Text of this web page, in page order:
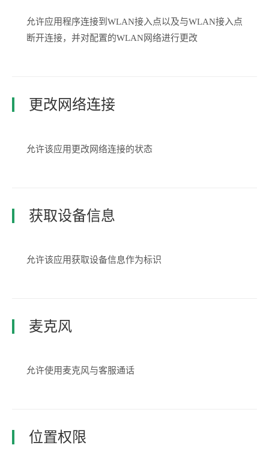
允许应用程序连接到WLAN接入点以及与WLAN接入点
断开连接，并对配置的WLAN网络进行更改
更改网络连接
允许该应用更改网络连接的状态
获取设备信息
允许该应用获取设备信息作为标识
麦克风
允许使用麦克风与客服通话
位置权限